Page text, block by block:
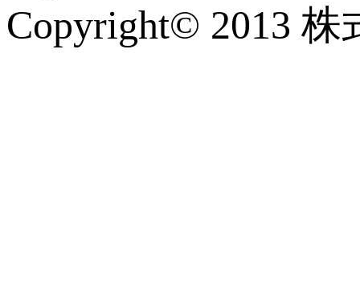
Copyright© 2013 株